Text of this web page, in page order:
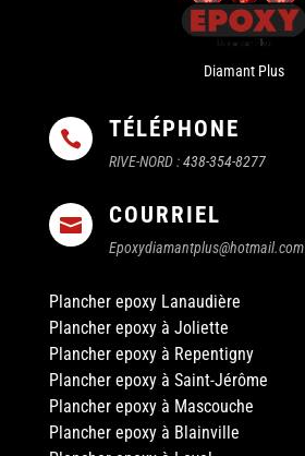
Diamant Plus
 TÉLÉPHONE
RIVE-NORD :438-354-8277
 COURRIEL
Epoxydiamantplus@hotmail.com
Plancher epoxy Lanaudière
Plancher epoxy à Joliette
Plancher epoxy à Repentigny
Plancher epoxy à Saint-Jérôme
Plancher epoxy à Mascouche
Plancher epoxy à Blainville